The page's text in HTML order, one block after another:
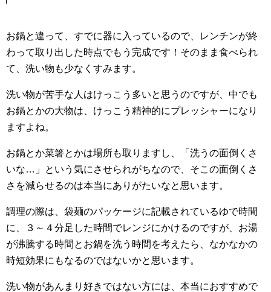
お鍋と違って、すでに器に入っているので、レンチンが終
わって取り出した時点でもう完成です！そのまま食べられ
て、洗い物も少なくすみます。
洗い物が苦手な人はけっこう多いと思うのですが、中でも
お鍋とかの大物は、けっこう精神的にプレッシャーになり
ますよね。
お鍋とか菜箸とかは場所も取りますし、「洗うの面倒くさ
いな…」という気にさせられがちなので、そこの面倒くさ
さを減らせるのは本当にありがたいなと思います。
調理の際は、袋麺のパッケージに記載されているゆで時間
に、３～４分足した時間でレンジにかけるのですが、お湯
が沸騰する時間とお鍋を洗う時間を考えたら、なかなかの
時短効果にもなるのではないかと思います。
洗い物があんまり好きではない方には、本当におすすめで